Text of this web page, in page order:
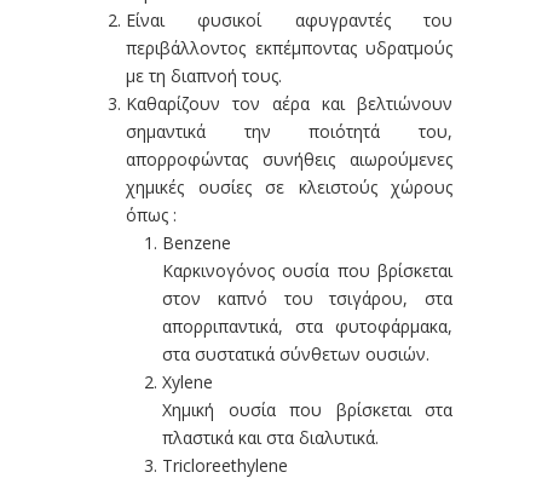
Είναι φυσικοί αφυγραντές του
περιβάλλοντος εκπέμποντας υδρατμούς
με τη διαπνοή τους.
Καθαρίζουν τον αέρα και βελτιώνουν
σημαντικά την ποιότητά του,
απορροφώντας συνήθεις αιωρούμενες
χημικές ουσίες σε κλειστούς χώρους
όπως :
Benzene
Καρκινογόνος ουσία που βρίσκεται
στον καπνό του τσιγάρου, στα
απορριπαντικά, στα φυτοφάρμακα,
στα συστατικά σύνθετων ουσιών.
Xylene
Χημική ουσία που βρίσκεται στα
πλαστικά και στα διαλυτικά.
Tricloreethylene